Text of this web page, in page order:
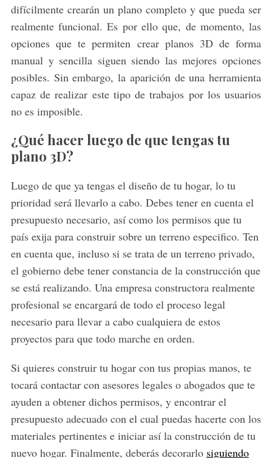
difícilmente crearán un plano completo y que pueda ser
realmente funcional. Es por ello que, de momento, las
opciones que te permiten crear planos 3D de forma
manual y sencilla siguen siendo las mejores opciones
posibles. Sin embargo, la aparición de una herramienta
capaz de realizar este tipo de trabajos por los usuarios
no es imposible.
¿Qué hacer luego de que tengas tu
plano 3D?
Luego de que ya tengas el diseño de tu hogar, lo tu
prioridad será llevarlo a cabo. Debes tener en cuenta el
presupuesto necesario, así como los permisos que tu
país exija para construir sobre un terreno especifico. Ten
en cuenta que, incluso si se trata de un terreno privado,
el gobierno debe tener constancia de la construcción que
se está realizando. Una empresa constructora realmente
profesional se encargará de todo el proceso legal
necesario para llevar a cabo cualquiera de estos
proyectos para que todo marche en orden.
Si quieres construir tu hogar con tus propias manos, te
tocará contactar con asesores legales o abogados que te
ayuden a obtener dichos permisos, y encontrar el
presupuesto adecuado con el cual puedas hacerte con los
materiales pertinentes e iniciar así la construcción de tu
nuevo hogar. Finalmente, deberás decorarlo siguiendo